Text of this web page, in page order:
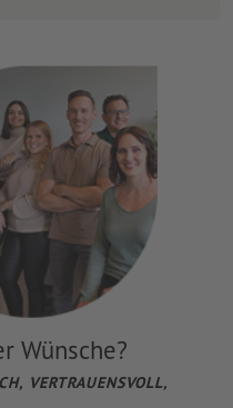
Wünsche?
VERTRAUENSVOLL,